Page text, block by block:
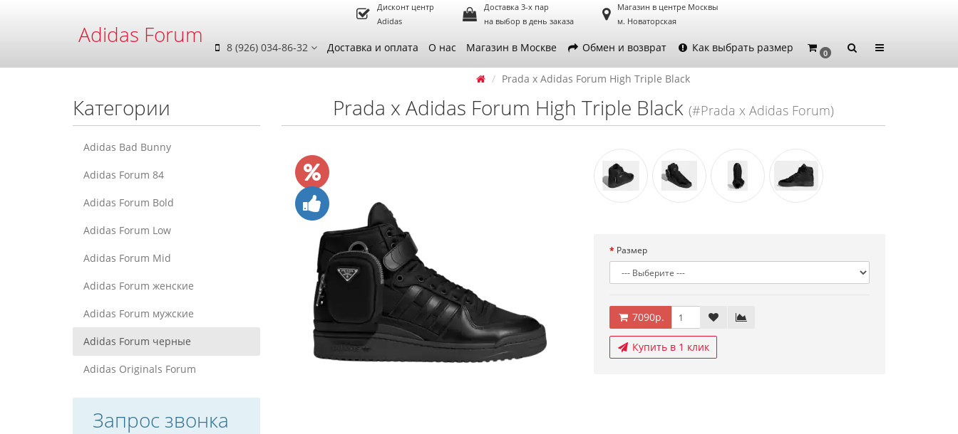
Adidas Forum
Дисконт центр
Adidas
Доставка 3-х пар
на выбор в день заказа
Магазин в центре Москвы
м. Новаторская
8 (926) 034-86-32 Доставка и оплата О нас Магазин в Москве Обмен и возврат Как выбрать размер 0
Категории
Adidas Bad Bunny
Adidas Forum 84
Adidas Forum Bold
Adidas Forum Low
Adidas Forum Mid
Adidas Forum женские
Adidas Forum мужские
Adidas Forum черные
Adidas Originals Forum
Запрос звонка
Prada x Adidas Forum High Triple Black
Prada x Adidas Forum High Triple Black (#Prada x Adidas Forum)
Размер
7090р.
Купить в 1 клик